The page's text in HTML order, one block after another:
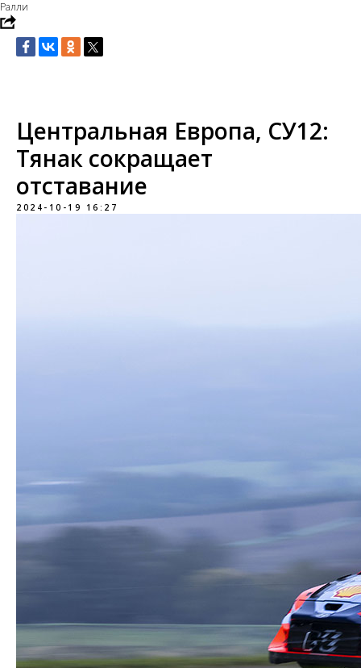
Ралли
Центральная Европа, СУ12:
Тянак сокращает
отставание
2024-10-19 16:27